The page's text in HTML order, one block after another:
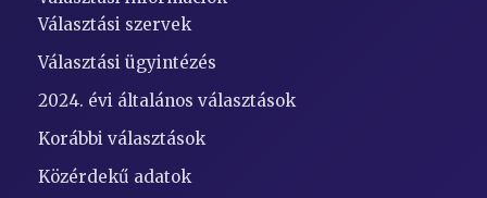
Választási szervek
Választási ügyintézés
2024. évi általános választások
Korábbi választások
Közérdekű adatok